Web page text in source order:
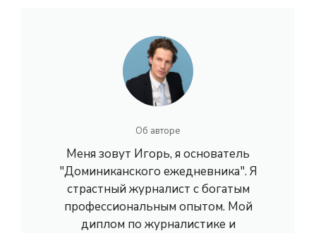
Об авторе
Меня зовут Игорь, я основатель
"Доминиканского ежедневника". Я
страстный журналист с богатым
профессиональным опытом. Мой
диплом по журналистике и